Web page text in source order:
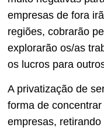
empresas de fora
regiões, cobrarão
explorarão os/as
os lucros para
A privatização de
forma de
empresas,